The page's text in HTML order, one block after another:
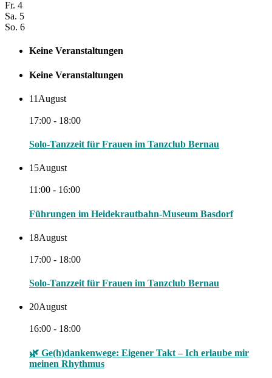
Fr. 4
Sa. 5
So. 6
Keine Veranstaltungen
Keine Veranstaltungen
11 August
17:00 - 18:00
Solo-Tanzzeit für Frauen im Tanzclub Bernau
15August
11:00 - 16:00
Führungen im Heidekrautbahn-Museum Basdorf
18August
17:00 - 18:00
Solo-Tanzzeit für Frauen im Tanzclub Bernau
20August
16:00 - 18:00
🌿 Ge(h)dankenwege: Eigener Takt – Ich erlaube mir
meinen Rhythmus